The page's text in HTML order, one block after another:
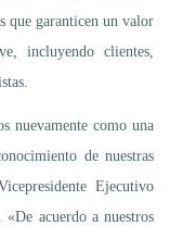
que garanticen un valor
incluyendo clientes,
nuevamente como una
de nuestras
Ejecutivo
acuerdo a nuestros